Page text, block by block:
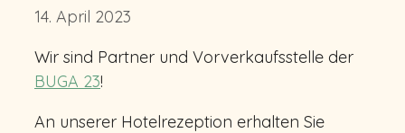
14. April 2023
Wir sind Partner und Vorverkaufsstelle der
BUGA 23!
An unserer Hotelrezeption erhalten Sie